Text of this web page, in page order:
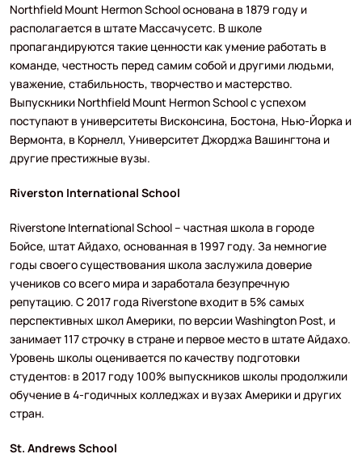
Northfield Mount Hermon School основана в 1879 году и
располагается в штате Массачусетс. В школе
пропагандируются такие ценности как умение работать в
команде, честность перед самим собой и другими людьми,
уважение, стабильность, творчество и мастерство.
Выпускники Northfield Mount Hermon School с успехом
поступают в университеты Висконсина, Бостона, Нью-Йорка и
Вермонта, в Корнелл, Университет Джорджа Вашингтона и
другие престижные вузы.
Riverston International School
Riverstone International School – частная школа в городе
Бойсе, штат Айдахо, основанная в 1997 году. За немногие
годы своего существования школа заслужила доверие
учеников со всего мира и заработала безупречную
репутацию. С 2017 года Riverstone входит в 5% самых
перспективных школ Америки, по версии Washington Post, и
занимает 117 строчку в стране и первое место в штате Айдахо.
Уровень школы оценивается по качеству подготовки
студентов: в 2017 году 100% выпускников школы продолжили
обучение в 4-годичных колледжах и вузах Америки и других
стран.
St. Andrews School